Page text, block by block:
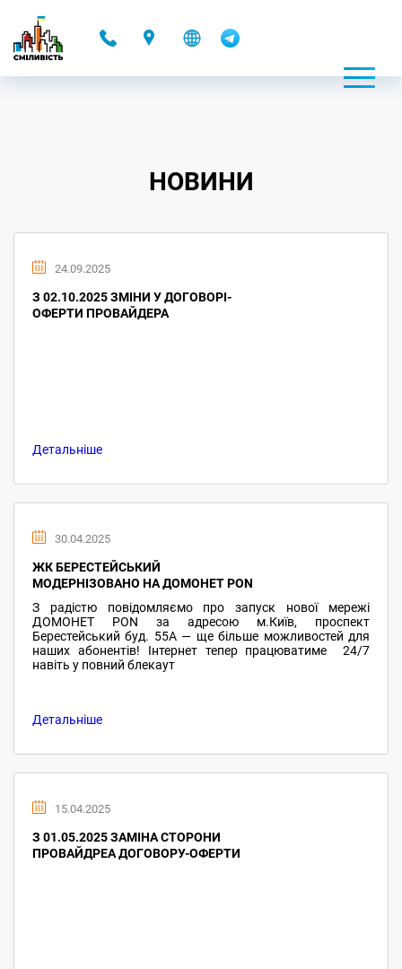
НОВИНИ
24.09.2025
З 02.10.2025 ЗМІНИ У ДОГОВОРІ-
ОФЕРТИ ПРОВАЙДЕРА
Детальніше
30.04.2025
ЖК БЕРЕСТЕЙСЬКИЙ
МОДЕРНІЗОВАНО НА ДОМОНЕТ PON
З радістю повідомляємо про запуск нової мережі
ДОМОНЕТ PON за адресою м.Київ, проспект
Берестейський буд. 55А — ще більше можливостей для
наших абонентів! Інтернет тепер працюватиме 24/7
навіть у повний блекаут
Детальніше
15.04.2025
З 01.05.2025 ЗАМІНА СТОРОНИ
ПРОВАЙДРЕА ДОГОВОРУ-ОФЕРТИ